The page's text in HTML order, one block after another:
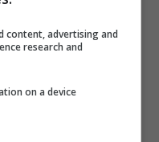
per motivi
content, advertising and
research and
on a device